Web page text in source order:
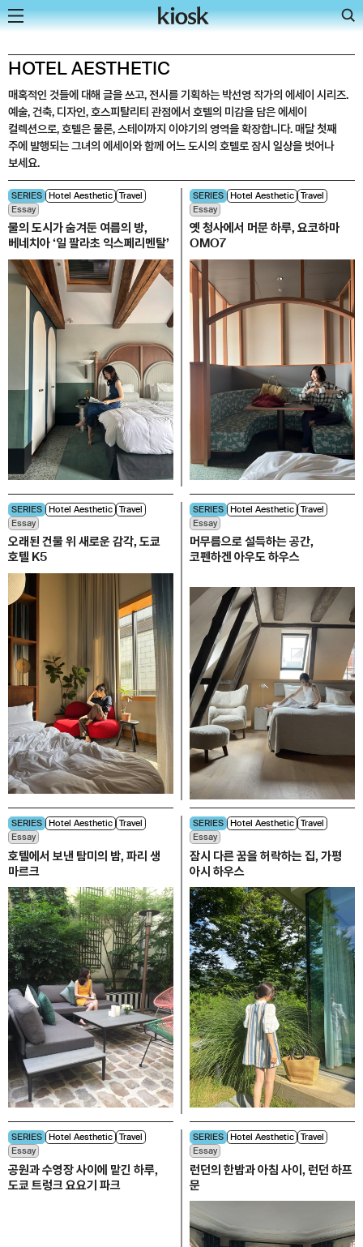
Skip
content
HOTEL AESTHETIC
매혹적인 것들에 대해 글을 쓰고, 전시를 기획하는 박선영 작가의 에세이 시리즈.
예술, 건축, 디자인, 호스피탈리티 관점에서 호텔의 미감을 담은 에세이
컬렉션으로, 호텔은 물론, 스테이까지 이야기의 영역을 확장합니다. 매달 첫째
주에 발행되는 그녀의 에세이와 함께 어느 도시의 호텔로 잠시 일상을 벗어나
보세요.
SERIES Hotel Aesthetic Travel
Essay
물의 도시가 숨겨둔 여름의 방,
베네치아 ‘일 팔라초 익스페리멘탈’
SERIES Hotel Aesthetic Travel
Essay
옛 청사에서 머문 하루, 요코하마
OMO7
SERIES Hotel Aesthetic Travel
Essay
오래된 건물 위 새로운 감각, 도쿄
호텔 K5
SERIES Hotel Aesthetic Travel
Essay
머무름으로 설득하는 공간,
코펜하겐 아우도 하우스
SERIES Hotel Aesthetic Travel
Essay
호텔에서 보낸 탐미의 밤, 파리 생
마르크
SERIES Hotel Aesthetic Travel
Essay
잠시 다른 꿈을 허락하는 집, 가평
아시 하우스
SERIES Hotel Aesthetic Travel
Essay
공원과 수영장 사이에 맡긴 하루,
도쿄 트렁크 요요기 파크
SERIES Hotel Aesthetic Travel
Essay
런던의 한밤과 아침 사이, 런던 하프
문